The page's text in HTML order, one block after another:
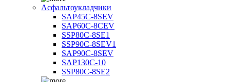
Асфальтоукладчики
SAP45С-8SEV
SAP60C-8CEV
SSP80C-8SE1
SSP90C-8SEV1
SAP90C-8SEV
SAP130C-10
SSP80C-8SE2